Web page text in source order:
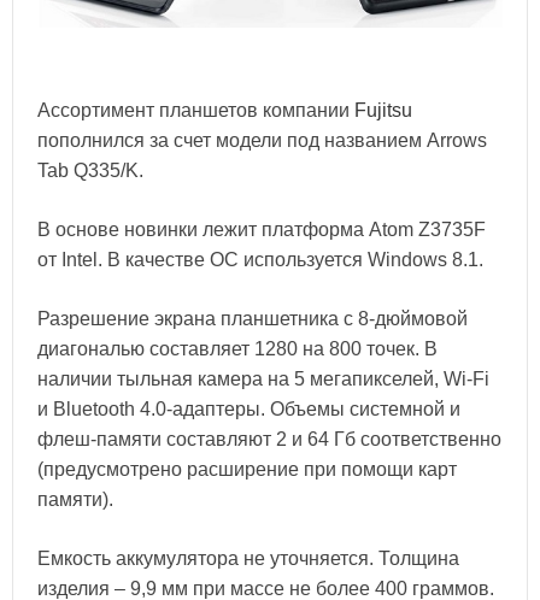
Ассортимент планшетов компании Fujitsu
пополнился за счет модели под названием Arrows
Tab Q335/K.
В основе новинки лежит платформа Atom Z3735F
от Intel. В качестве ОС используется Windows 8.1.
Разрешение экрана планшетника с 8-дюймовой
диагональю составляет 1280 на 800 точек. В
наличии тыльная камера на 5 мегапикселей, Wi-Fi
и Bluetooth 4.0-адаптеры. Объемы системной и
флеш-памяти составляют 2 и 64 Гб соответственно
(предусмотрено расширение при помощи карт
памяти).
Емкость аккумулятора не уточняется. Толщина
изделия – 9,9 мм при массе не более 400 граммов.